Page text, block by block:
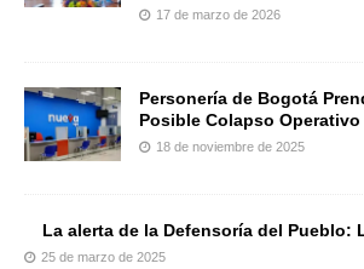
17 de marzo de 2026
Personería de Bogotá
Posible Colapso Operativo
18 de noviembre de 2025
La alerta de la Defensoría del Pueblo:
25 de marzo de 2025